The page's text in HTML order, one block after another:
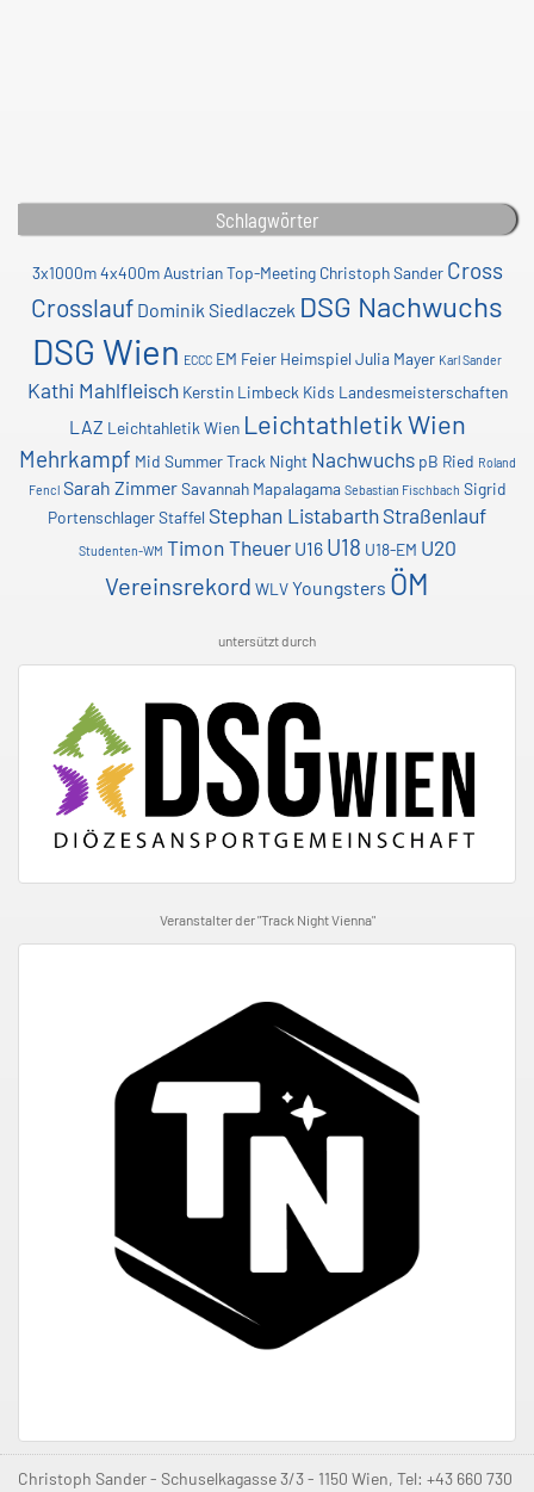
Schlagwörter
3x1000m 4x400m Austrian Top-Meeting Christoph Sander Cross
Crosslauf Dominik Siedlaczek DSG Nachwuchs
DSG Wien ECCC EM Feier Heimspiel Julia Mayer Karl Sander
Kathi Mahlfleisch Kerstin Limbeck Kids Landesmeisterschaften
LAZ Leichtahletik Wien Leichtathletik Wien
Mehrkampf Mid Summer Track Night Nachwuchs pB Ried Roland
Fencl Sarah Zimmer Savannah Mapalagama Sebastian Fischbach Sigrid
PortenschlagerStaffel Stephan ListabarthStraßenlauf
Studenten-WM Timon Theuer U16 U18 U18-EM U20
Vereinsrekord WLVYoungsters ÖM
untersützt durch
Veranstalter der "Track Night Vienna"
Christoph Sander - Schuselkagasse 3/3 - 1150 Wien, Tel: +43 660 730